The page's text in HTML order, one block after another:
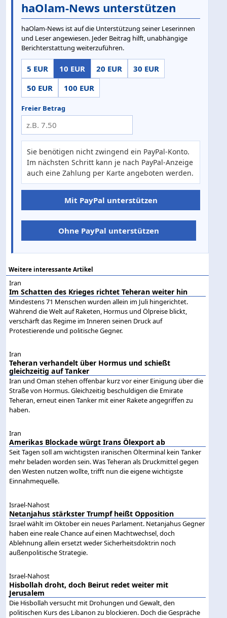
haOlam-News unterstützen
haOlam-News ist auf die Unterstützung seiner Leserinnen
und Leser angewiesen. Jeder Beitrag hilft, unabhängige
Berichterstattung weiterzuführen.
5 EUR 10 EUR 20 EUR
30 EUR
50 EUR
100 EUR
Freier Betrag
Sie benötigen nicht zwingend ein PayPal-Konto.
Im nächsten Schritt kann je nach PayPal-Anzeige
auch eine Zahlung per Karte angeboten werden.
Mit PayPal unterstützen
Ohne PayPal unterstützen
Weitere interessante Artikel
Iran
Im Schatten des Krieges richtet Teheran weiter hin
Mindestens 71 Menschen wurden allein im Juli hingerichtet.
Während die Welt auf Raketen, Hormus und Ölpreise blickt,
verschärft das Regime im Inneren seinen Druck auf
Protestierende und politische Gegner.
Iran
Teheran verhandelt über Hormus und schießt
gleichzeitig auf Tanker
Iran und Oman stehen offenbar kurz vor einer Einigung über die
Straße von Hormus. Gleichzeitig beschuldigen die Emirate
Teheran, erneut einen Tanker mit einer Rakete angegriffen zu
haben.
Iran
Amerikas Blockade würgt Irans Ölexport ab
Seit Tagen soll am wichtigsten iranischen Ölterminal kein Tanker
mehr beladen worden sein. Was Teheran als Druckmittel gegen
den Westen nutzen wollte, trifft nun die eigene wichtigste
Einnahmequelle.
Israel-Nahost
Netanjahus stärkster Trumpf heißt Opposition
Israel wählt im Oktober ein neues Parlament. Netanjahus Gegner
haben eine reale Chance auf einen Machtwechsel, doch
Ablehnung allein ersetzt weder Sicherheitsdoktrin noch
außenpolitische Strategie.
Israel-Nahost
Hisbollah droht, doch Beirut redet weiter mit
Jerusalem
Die Hisbollah versucht mit Drohungen und Gewalt, den
politischen Kurs des Libanon zu blockieren. Doch die Gespräche